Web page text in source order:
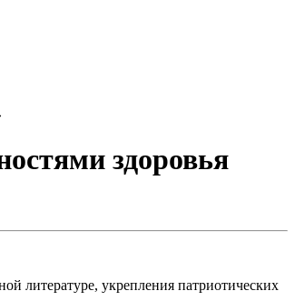
здоровья
литературе, укрепления патриотических